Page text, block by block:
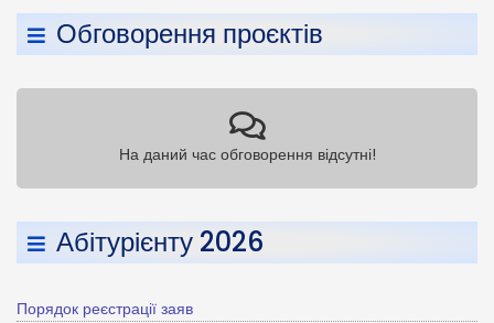
Обговорення проєктів
На даний час обговорення відсутні!
Абітурієнту 2026
Порядок реєстрації заяв